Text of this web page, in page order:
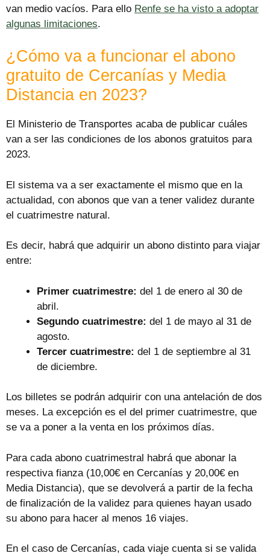
van medio vacíos. Para ello Renfe se ha visto a adoptar
algunas limitaciones.
¿Cómo va a funcionar el abono
gratuito de Cercanías y Media
Distancia en 2023?
El Ministerio de Transportes acaba de publicar cuáles
van a ser las condiciones de los abonos gratuitos para
2023.
El sistema va a ser exactamente el mismo que en la
actualidad, con abonos que van a tener validez durante
el cuatrimestre natural.
Es decir, habrá que adquirir un abono distinto para viajar
entre:
Primer cuatrimestre: del 1 de enero al 30 de
abril.
Segundo cuatrimestre: del 1 de mayo al 31 de
agosto.
Tercer cuatrimestre: del 1 de septiembre al 31
de diciembre.
Los billetes se podrán adquirir con una antelación de dos
meses. La excepción es el del primer cuatrimestre, que
se va a poner a la venta en los próximos días.
Para cada abono cuatrimestral habrá que abonar la
respectiva fianza (10,00€ en Cercanías y 20,00€ en
Media Distancia), que se devolverá a partir de la fecha
de finalización de la validez para quienes hayan usado
su abono para hacer al menos 16 viajes.
En el caso de Cercanías, cada viaje cuenta si se valida